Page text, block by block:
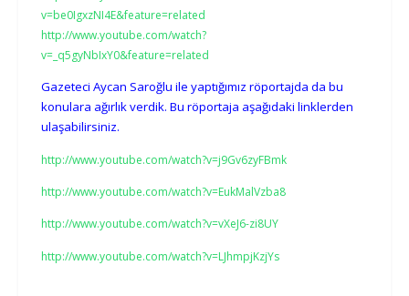
v=be0IgxzNI4E&feature=related
http://www.youtube.com/watch?
v=_q5gyNbIxY0&feature=related
Gazeteci Aycan Saroğlu ile yaptığımız röportajda da bu
konulara ağırlık verdik. Bu röportaja aşağıdaki linklerden
ulaşabilirsiniz.
http://www.youtube.com/watch?v=j9Gv6zyFBmk
http://www.youtube.com/watch?v=EukMalVzba8
http://www.youtube.com/watch?v=vXeJ6-zi8UY
http://www.youtube.com/watch?v=LJhmpjKzjYs